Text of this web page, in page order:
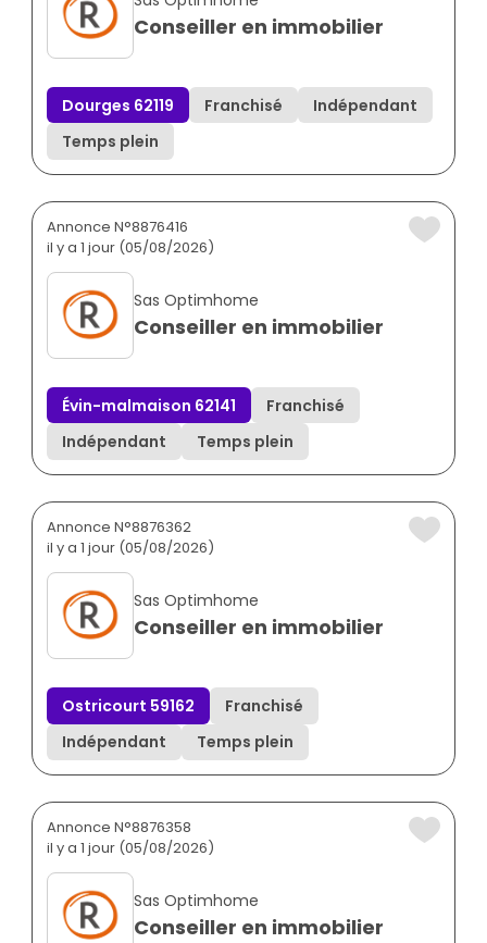
Conseiller en immobilier
Dourges 62119 Franchisé
Indépendant
Temps plein
Annonce N°8876416
il y a 1 jour (05/08/2026)
Sas Optimhome
Conseiller en immobilier
Évin-malmaison 62141
Franchisé
Indépendant
Temps plein
Annonce N°8876362
il y a 1 jour (05/08/2026)
Sas Optimhome
Conseiller en immobilier
Ostricourt 59162
Franchisé
Indépendant
Temps plein
Annonce N°8876358
il y a 1 jour (05/08/2026)
Sas Optimhome
Conseiller en immobilier